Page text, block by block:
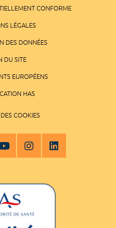
CONFORME
LÉGALES
DES DONNÉES
DU SITE
EUROPÉENS
HAS
COOKIES